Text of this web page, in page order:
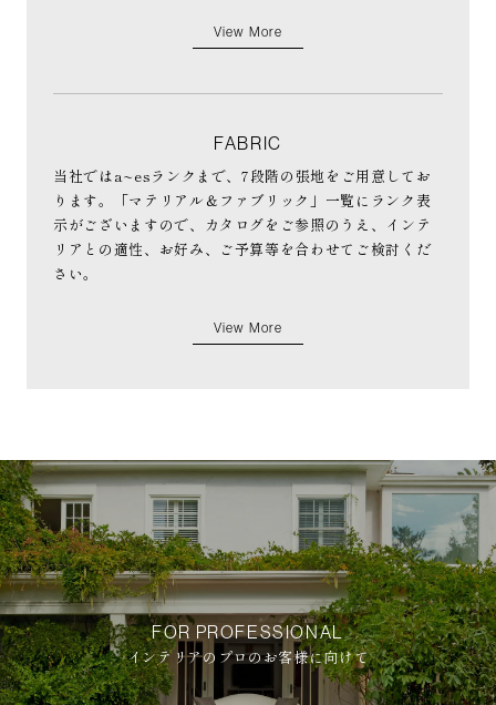
View More
FABRIC
当社ではa~esランクまで、7段階の張地をご用意してお
ります。「マテリアル＆ファブリック」一覧にランク表
示がございますので、カタログをご参照のうえ、インテ
リアとの適性、お好み、ご予算等を合わせてご検討くだ
さい。
View More
FOR PROFESSIONAL
インテリアのプロのお客様に向けて